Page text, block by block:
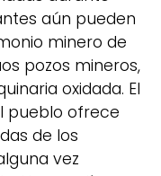
aún pueden
minero de
pozos mineros,
oxidada. El
pueblo ofrece
de los
vez